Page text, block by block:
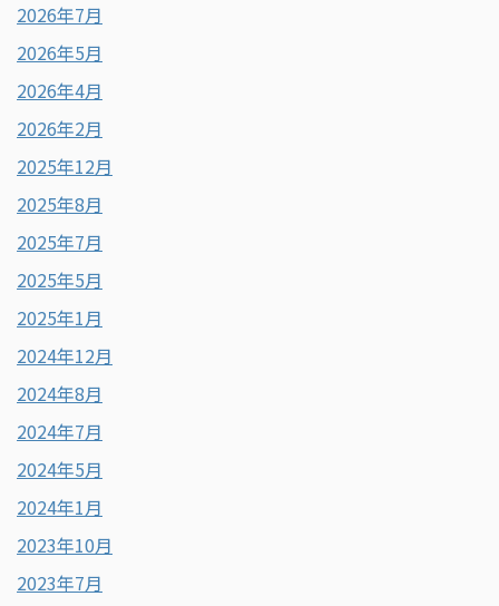
2026年7月
2026年5月
2026年4月
2026年2月
2025年12月
2025年8月
2025年7月
2025年5月
2025年1月
2024年12月
2024年8月
2024年7月
2024年5月
2024年1月
2023年10月
2023年7月